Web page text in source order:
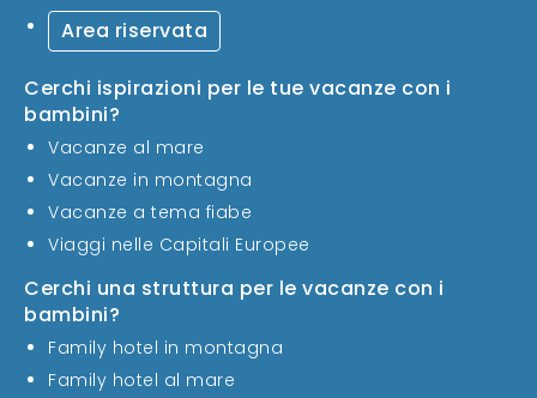
Area riservata
Cerchi ispirazioni per le tue vacanze con i
bambini?
Vacanze al mare
Vacanze in montagna
Vacanze a tema fiabe
Viaggi nelle Capitali Europee
Cerchi una struttura per le vacanze con i
bambini?
Family hotel in montagna
Family hotel al mare